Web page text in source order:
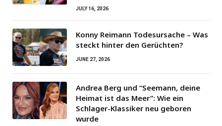
JULY 16, 2026
Konny Reimann Todesursache – Was
steckt hinter den Gerüchten?
JUNE 27, 2026
Andrea Berg und “Seemann, deine
Heimat ist das Meer”: Wie ein
Schlager-Klassiker neu geboren
wurde